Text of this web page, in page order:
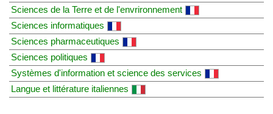
Sciences de la Terre et de l'envrironnement
Sciences informatiques
Sciences pharmaceutiques
Sciences politiques
Systèmes d'information et science des services
Langue et littérature italiennes